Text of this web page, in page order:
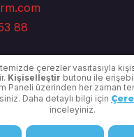
88
çerezler vasıtasıyla
Kişiselleştir butonu ile
Paneli üzerinden her zaman
Daha detaylı bilgi için
inceleyiniz.